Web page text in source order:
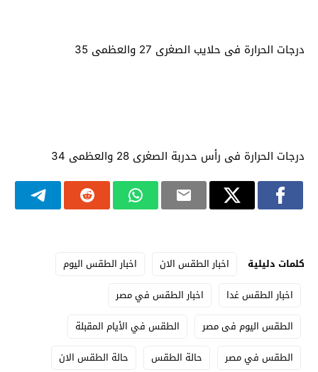
درجات الحرارة فى حلايب الصغرى 27 والعظمى 35
درجات الحرارة فى رأس حدربة الصغرى 28 والعظمى 34
كلمات دليلية اخبار الطقس الان
اخبار الطقس اليوم
اخبار الطقس غدا
اخبار الطقس في مصر
الطقس اليوم فى مصر
الطقس في الأيام المقبلة
الطقس في مصر
حالة الطقس
حالة الطقس الان